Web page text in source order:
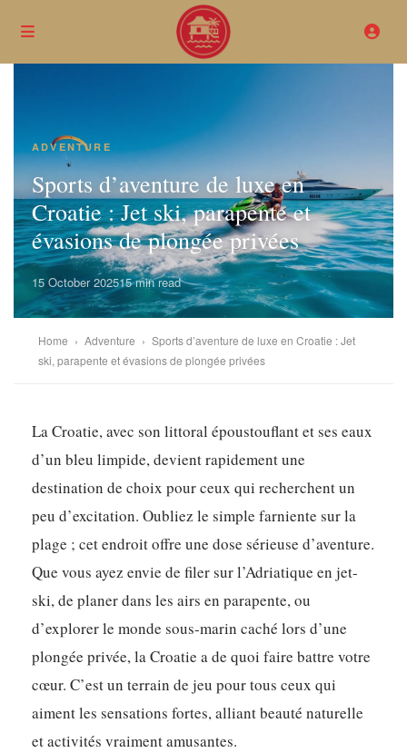
ADVENTURE
Sports d’aventure de luxe en
Croatie : Jet ski, parapente et
évasions de plongée privées
15 October 202515 min read
Home › Adventure › Sports d’aventure de luxe en Croatie : Jet
ski, parapente et évasions de plongée privées
La Croatie, avec son littoral époustouflant et ses eaux
d’un bleu limpide, devient rapidement une
destination de choix pour ceux qui recherchent un
peu d’excitation. Oubliez le simple farniente sur la
plage ; cet endroit offre une dose sérieuse d’aventure.
Que vous ayez envie de filer sur l’Adriatique en jet-
ski, de planer dans les airs en parapente, ou
d’explorer le monde sous-marin caché lors d’une
plongée privée, la Croatie a de quoi faire battre votre
cœur. C’est un terrain de jeu pour tous ceux qui
aiment les sensations fortes, alliant beauté naturelle
et activités vraiment amusantes.